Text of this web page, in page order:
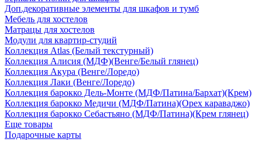
Доп.декоративные элементы для шкафов и тумб
Мебель для хостелов
Матрацы для хостелов
Модули для квартир-студий
Коллекция Atlas (Белый текстурный)
Коллекция Алисия (МДФ)(Венге/Белый глянец)
Коллекция Акура (Венге/Лоредо)
Коллекция Лаки (Венге/Лоредо)
Коллекция барокко Дель-Монте (МДФ/Патина/Бархат)(Крем)
Коллекция барокко Медичи (МДФ/Патина)(Орех караваджо)
Коллекция барокко Себастьяно (МДФ/Патина)(Крем глянец)
Еще товары
Подарочные карты